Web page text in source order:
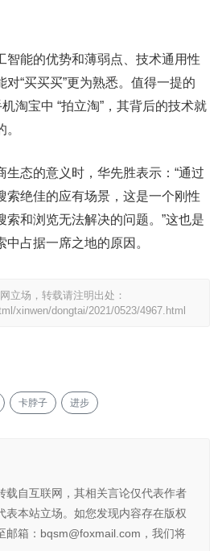
智能的优势和薄弱点、技术通用性
“买买买”更为熟悉。值得一提的
淘宝中 “拍立淘”，其背后的技术就
生态的意义时，华先胜表示：“通过
索绝佳的应有场景，这是一个刚性
索和浏览无法解决的问题。”这也是
占据一席之地的原因。
立场，转载请注明出处：
xinwen/dongtai/2021/0523/4967.html
卡脖子 进步
载自互联网，其相关言论仅代表作者
表本站立场。如您发现内容存在版权
邮箱：bqsm@foxmail.com，我们将